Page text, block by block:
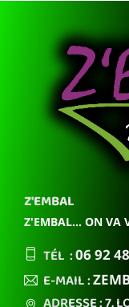
Z'EMBAL
Z'EMBAL... ON VA
TÉL :06 92
E-MAIL :